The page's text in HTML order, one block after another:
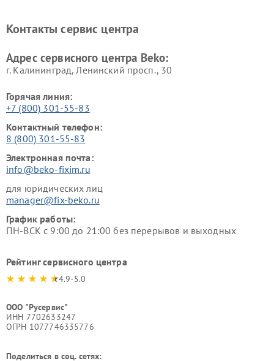
Ремонт холодильников Beko Ремонт морозильных камер
Контакты сервис центра
Адрес сервисного центра Beko:
г. Калининград, Ленинский просп., 30
Горячая линия:
+7 (800) 301-55-83
Контактный телефон:
8 (800) 301-55-83
Электронная почта:
info@beko-fixim.ru
для юридических лиц
manager@fix-beko.ru
График работы:
ПН-ВСК с 9:00 до 21:00 без перерывов и выходных
Рейтинг сервисного центра
4.9-5.0
ООО "Русервис"
ИНН 7702633247
ОГРН 1077746335776
Поделиться в соц. сетях: